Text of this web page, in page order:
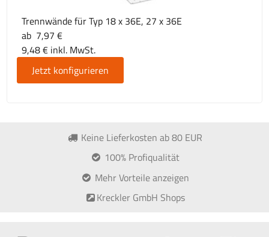
Trennwände für Typ 18 x 36E, 27 x 36E
ab 7,97 €
9,48 € inkl. MwSt.
Jetzt konfigurieren
Keine Lieferkosten ab 80 EUR
100% Profiqualität
Mehr Vorteile anzeigen
Kreckler GmbH Shops